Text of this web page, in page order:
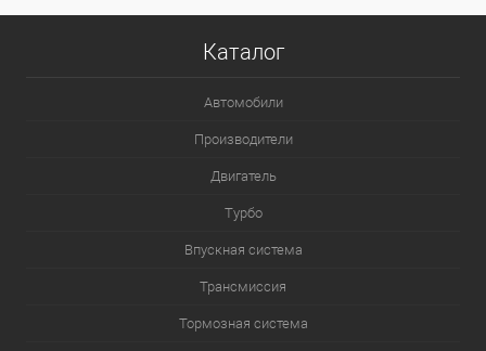
Каталог
Автомобили
Производители
Двигатель
Турбо
Впускная система
Трансмиссия
Тормозная система